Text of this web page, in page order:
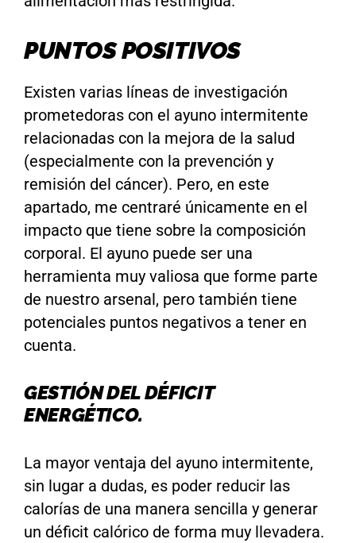
PUNTOS POSITIVOS
Existen varias líneas de investigación
prometedoras con el ayuno intermitente
relacionadas con la mejora de la salud
(especialmente con la prevención y
remisión del cáncer). Pero, en este
apartado, me centraré únicamente en el
impacto que tiene sobre la composición
corporal. El ayuno puede ser una
herramienta muy valiosa que forme parte
de nuestro arsenal, pero también tiene
potenciales puntos negativos a tener en
cuenta.
GESTIÓN DEL DÉFICIT
ENERGÉTICO.
La mayor ventaja del ayuno intermitente,
sin lugar a dudas, es poder reducir las
calorías de una manera sencilla y generar
un déficit calórico de forma muy llevadera.